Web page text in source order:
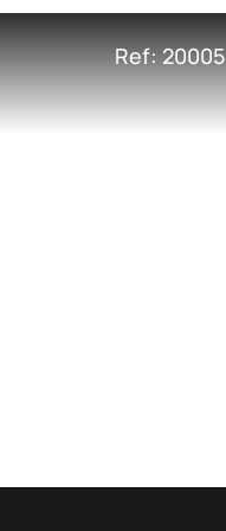
Ref: 20005